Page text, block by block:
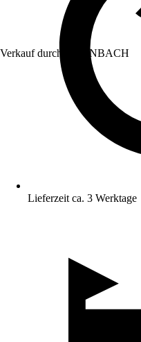
Verkauf durch: HORNBACH
Lieferzeit ca. 3 Werktage